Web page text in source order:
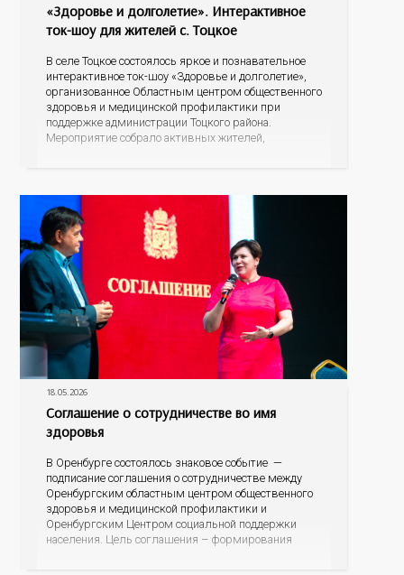
«Здоровье и долголетие». Интерактивное
ток-шоу для жителей с. Тоцкое
В селе Тоцкое состоялось яркое и познавательное
интерактивное ток-шоу «Здоровье и долголетие»,
организованное Областным центром общественного
здоровья и медицинской профилактики при
поддержке администрации Тоцкого района.
Мероприятие собрало активных жителей,
обратилась депутат Законодательного собрания,
председатель комитета по социальной политике
18.05.2026
Соглашение о сотрудничестве во имя
здоровья
В Оренбурге состоялось знаковое событие —
подписание соглашения о сотрудничестве между
Оренбургским областным центром общественного
здоровья и медицинской профилактики и
Оренбургским Центром социальной поддержки
населения. Цель соглашения – формирования